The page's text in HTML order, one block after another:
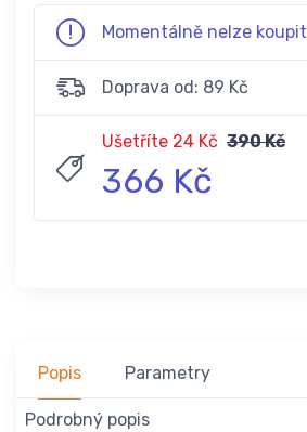
Momentálně nelze koupit
Doprava od: 89 Kč
Ušetříte 24 Kč 390 Kč
366 Kč
Popis Parametry
Podrobný popis